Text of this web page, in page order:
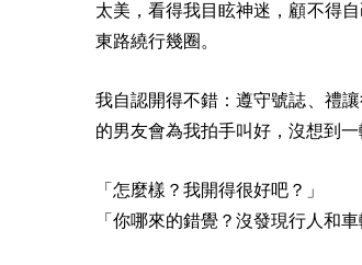
太美，看得我目眩神迷，顧不得
東路繞行幾圈。
我自認開得不錯：遵守號誌、禮
的男友會為我拍手叫好，沒想到
「怎麼樣？我開得很好吧？」
「你哪來的錯覺？沒發現行人和